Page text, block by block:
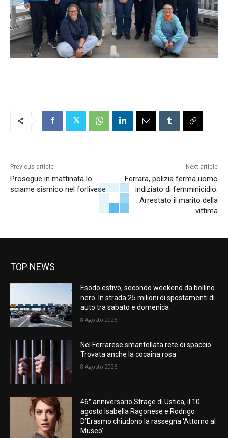
Previous article
Prosegue in mattinata lo
sciame sismico nel forlivese
Next article
Ferrara, polizia ferma uomo
indiziato di femminicidio.
Arrestato il marito della
vittima
TOP NEWS
Esodo estivo, secondo weekend da bollino
nero. In strada 25 milioni di spostamenti di
auto tra sabato e domenica
8 Agosto 2026
Nel Ferrarese smantellata rete di spaccio.
Trovata anche la cocaina rosa
8 Agosto 2026
46° anniversario Strage di Ustica, il 10
agosto Isabella Ragonese e Rodrigo
D’Erasmo chiudono la rassegna ‘Attorno al
Museo’